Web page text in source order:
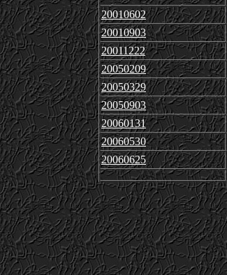
20010602
20010903
20011222
20050209
20050329
20050903
20060131
20060530
20060625